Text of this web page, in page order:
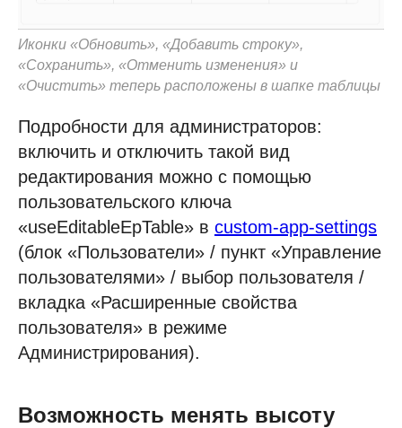
Иконки «Обновить», «Добавить строку»,
«Сохранить», «Отменить изменения» и
«Очистить» теперь расположены в шапке таблицы
Подробности для администраторов:
включить и отключить такой вид
редактирования можно с помощью
пользовательского ключа
«useEditableEpTable» в custom-app-settings
(блок «Пользователи» / пункт «Управление
пользователями» / выбор пользователя /
вкладка «Расширенные свойства
пользователя» в режиме
Администрирования).
Возможность менять высоту